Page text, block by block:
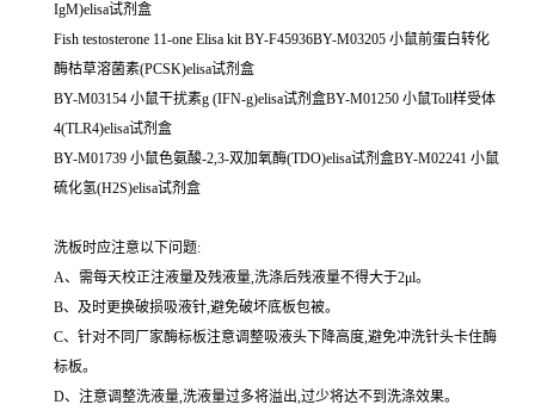
IgM)elisa试剂盒
Fish testosterone 11-one Elisa kit BY-F45936BY-M03205 小鼠前蛋白转化
酶枯草溶菌素(PCSK)elisa试剂盒
BY-M03154 小鼠干扰素g (IFN-g)elisa试剂盒BY-M01250 小鼠Toll样受体
4(TLR4)elisa试剂盒
BY-M01739 小鼠色氨酸-2,3-双加氧酶(TDO)elisa试剂盒BY-M02241 小鼠
硫化氢(H2S)elisa试剂盒
洗板时应注意以下问题:
A、需每天校正注液量及残液量,洗涤后残液量不得大于2μl。
B、及时更换破损吸液针,避免破坏底板包被。
C、针对不同厂家酶标板注意调整吸液头下降高度,避免冲洗针头卡住酶
标板。
D、注意调整洗液量,洗液量过多将溢出,过少将达不到洗涤效果。